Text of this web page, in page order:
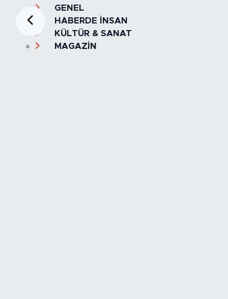
GENEL
HABERDE İNSAN
KÜLTÜR & SANAT
MAGAZİN